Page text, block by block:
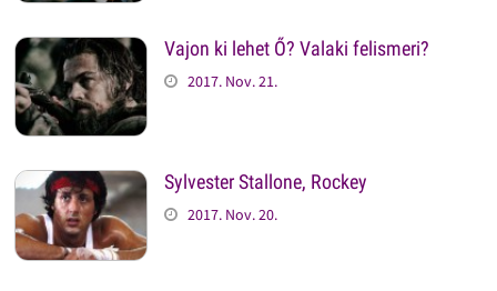
Vajon ki lehet Ő? Valaki felismeri?
2017. Nov. 21.
Sylvester Stallone, Rockey
2017. Nov. 20.